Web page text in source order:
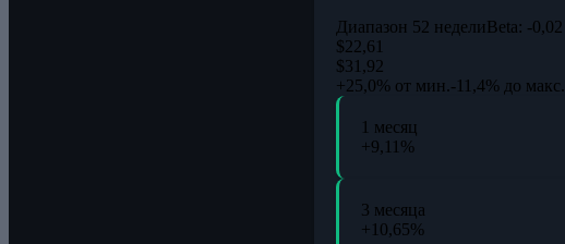
Диапазон 52 неделиBeta: -0,02
$22,61
$31,92
+25,0% от мин.-11,4% до макс.
1 месяц
+9,11%
3 месяца
+10,65%